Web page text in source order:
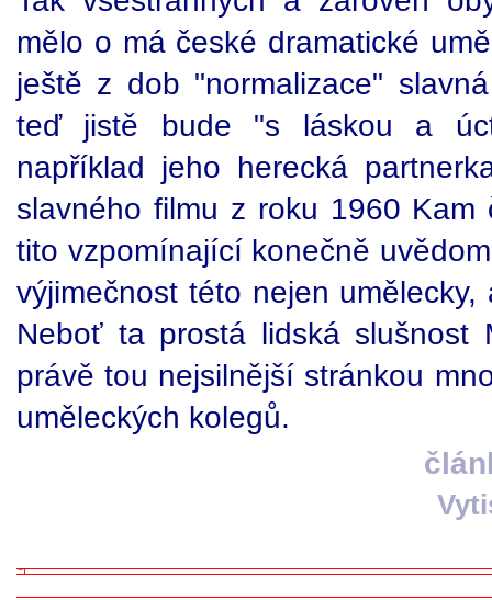
mělo o má české dramatické
ještě z dob "normalizace"
teď jistě bude "s láskou a
například jeho herecká
slavného filmu z roku 1960
tito vzpomínající konečně
výjimečnost této nejen
Neboť ta prostá lidská slušnost
právě tou nejsilnější stránkou
uměleckých kolegů.